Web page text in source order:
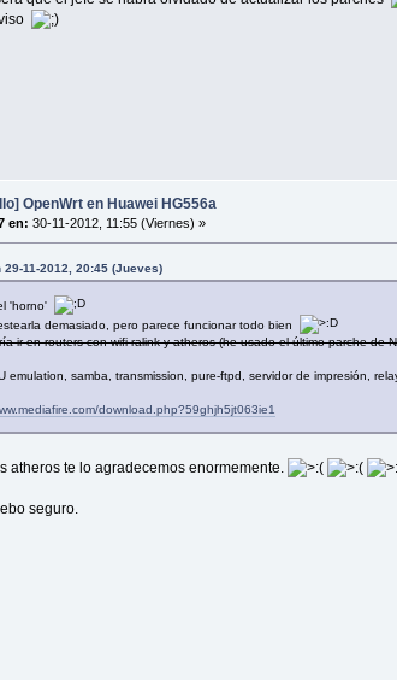
OpenWrt en Huawei HG556a
en: 30-11-2012, 11:55 (Viernes) »
11-2012, 20:45 (Jueves)
'horno'
demasiado, pero parece funcionar todo bien
ir en routers con wifi ralink y atheros (he usado el último parche de
emulation, samba, transmission, pure-ftpd, servidor de impresión,
download.php?59ghjh5jt063ie1
atheros te lo agradecemos enormemente.
seguro.